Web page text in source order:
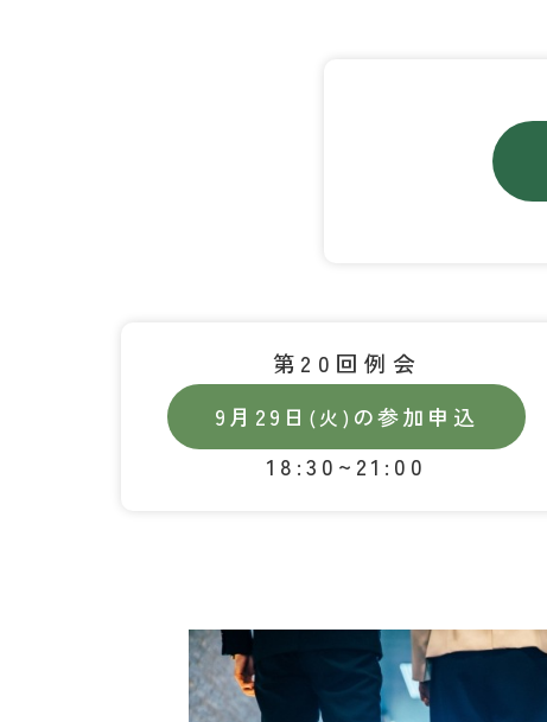
第20回例会
9月29日 (火) の参加申込
18:30~21:00